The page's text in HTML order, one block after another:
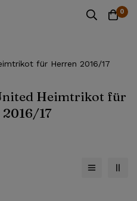
0
für Herren 2016/17
Heimtrikot für
17